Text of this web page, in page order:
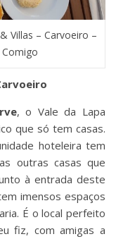
Villas – Carvoeiro –
, o Vale da Lapa
que só tem casas.
hoteleira tem
outras casas que
à entrada deste
imensos espaços
É o local perfeito
fiz, com amigas a